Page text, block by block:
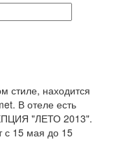
стиле, находится
В отеле есть
"ЛЕТО 2013".
с 15 мая до 15